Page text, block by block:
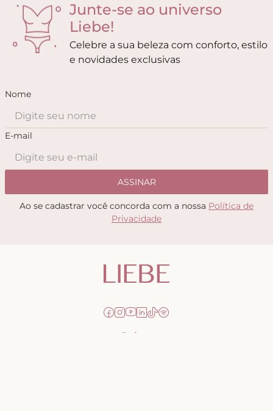
Junte-se ao universo
Liebe!
Celebre a sua beleza com conforto, estilo
e novidades exclusivas
Nome
E-mail
ASSINAR
Ao se cadastrar você concorda com a nossa Política de
Privacidade
Sobre